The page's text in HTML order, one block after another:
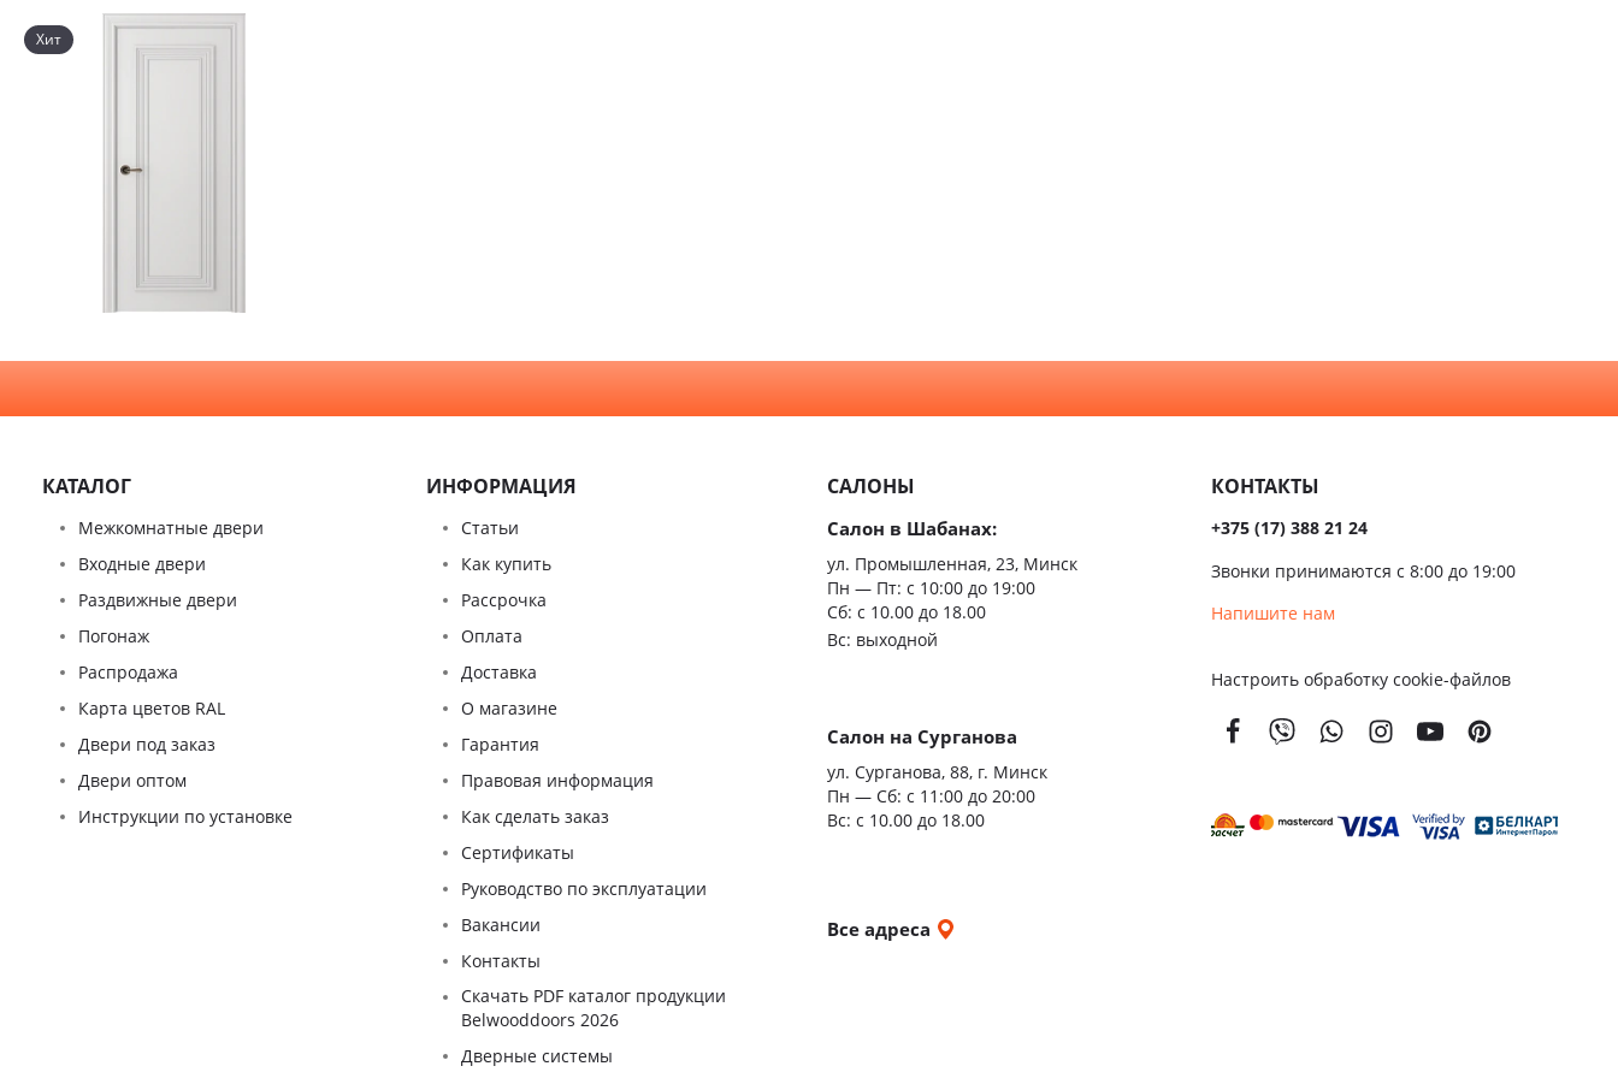
Хит
КАТАЛОГ
Межкомнатные двери
Входные двери
Раздвижные двери
Погонаж
Распродажа
Карта цветов RAL
Двери под заказ
Двери оптом
Инструкции по установке
ИНФОРМАЦИЯ
Статьи
Как купить
Рассрочка
Оплата
Доставка
О магазине
Гарантия
Правовая информация
Как сделать заказ
Сертификаты
Pуководство по эксплуатации
Вакансии
Контакты
Скачать PDF каталог продукции
Belwooddoors 2026
Дверные системы
САЛОНЫ
Салон в Шабанах:
ул. Промышленная, 23, Минск
Пн — Пт: с 10:00 до 19:00
Сб: с 10.00 до 18.00
Вс: выходной
Салон на Сурганова
ул. Сурганова, 88, г. Минск
Пн — Сб: с 11:00 до 20:00
Вс: с 10.00 до 18.00
Все адреса
КОНТАКТЫ
+375 (17) 388 21 24
Звонки принимаются с 8:00 до 19:00
Напишите нам
Настроить обработку cookie-файлов